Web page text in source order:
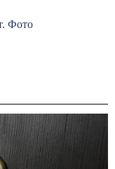
Фото